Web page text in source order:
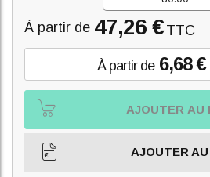
À partir de 47,26 € TTC
À partir de6,68 €
AJOUTER AU
AJOUTER AU